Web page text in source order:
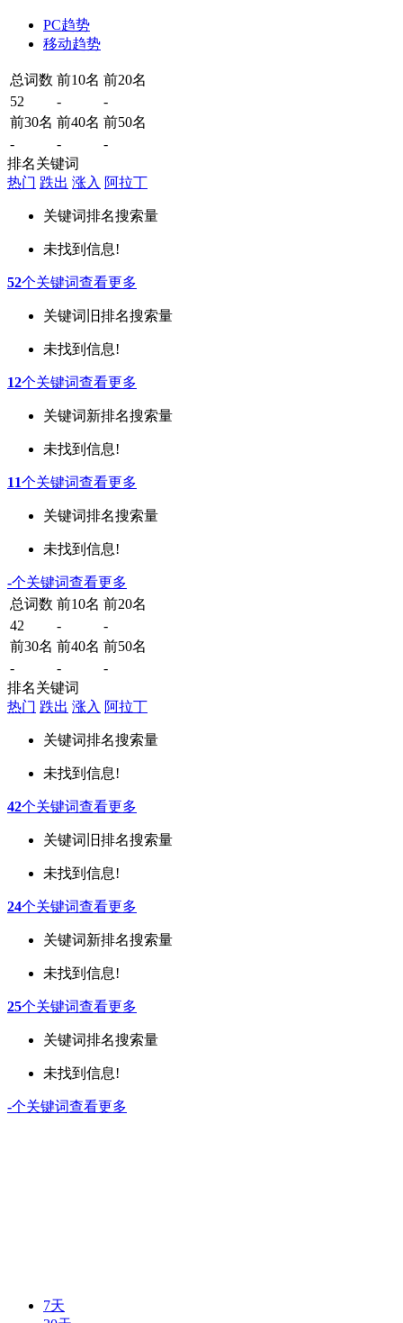
PC趋势
移动趋势
总词数 前10名 前20名
52
-
-
前30名 前40名 前50名
-
-
-
排名关键词
热门 跌出 涨入 阿拉丁
关键词排名搜索量
未找到信息!
52个关键词查看更多
关键词 旧排名搜索量
未找到信息!
12个关键词查看更多
关键词新排名搜索量
未找到信息!
11个关键词查看更多
关键词排名搜索量
未找到信息!
-个关键词查看更多
总词数 前10名 前20名
42
-
-
前30名 前40名 前50名
-
-
-
排名关键词
热门 跌出 涨入 阿拉丁
关键词排名搜索量
未找到信息!
42个关键词查看更多
关键词 旧排名搜索量
未找到信息!
24个关键词查看更多
关键词新排名搜索量
未找到信息!
25个关键词查看更多
关键词排名搜索量
未找到信息!
-个关键词查看更多
7天